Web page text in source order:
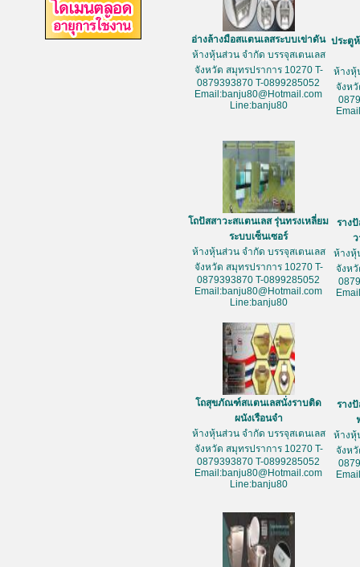
อ่างล้างมือสแตนเลสระบบเข่าดัน
ห้างหุ้นส่วน จำกัด บรรจุสเตนเลส
จังหวัด สมุทรปราการ 10270 T-
0879393870 T-0899285052
Email:banju80@Hotmail.com
Line:banju80
ประตู
ห้างหุ้
จังห
โถปัสสาวะสแตนเลส รุ่นทรงเหลี่ยม
ระบบเซ็นเซอร์
ห้างหุ้นส่วน จำกัด บรรจุสเตนเลส
จังหวัด สมุทรปราการ 10270 T-
0879393870 T-0899285052
Email:banju80@Hotmail.com
Line:banju80
ราง
ห้างหุ้
จังห
โถสุขภัณฑ์สแตนเลสนั่งราบติด
ผนังเรือนจำ
ห้างหุ้นส่วน จำกัด บรรจุสเตนเลส
จังหวัด สมุทรปราการ 10270 T-
0879393870 T-0899285052
Email:banju80@Hotmail.com
Line:banju80
ราง
ห้างหุ้
จังห